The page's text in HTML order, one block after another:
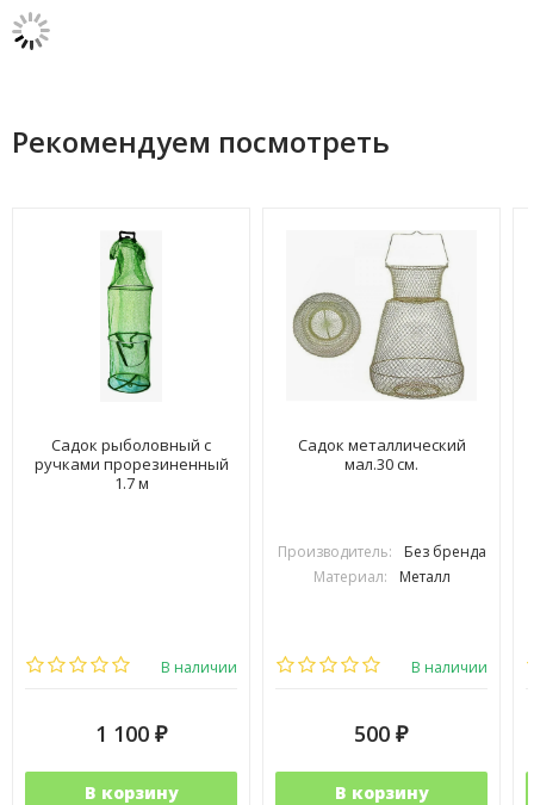
Рекомендуем посмотреть
Садок рыболовный с
ручками прорезиненный
1.7 м
В наличии
1 100 ₽
В корзину
Садок металлический
мал.30 см.
Производитель:
Без бренда
Материал:
Металл
В наличии
500 ₽
В корзину